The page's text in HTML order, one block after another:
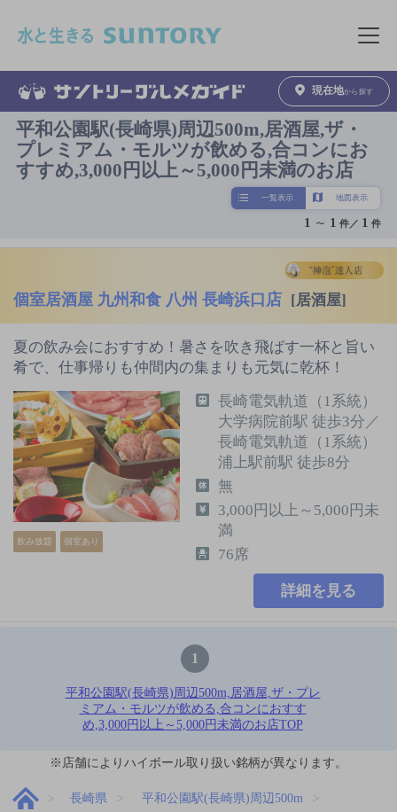
メニュ
現在地から探す
平和公園駅(長崎県)周辺500m,居酒屋,ザ・
プレミアム・モルツが飲める,合コンにお
すすめ,3,000円以上～5,000円未満のお店
一覧表示 地図表示
1 ～ 1 件／ 1 件
個室居酒屋 九州和食 八州 長崎浜口店 [居酒屋]
夏の飲み会におすすめ！暑さを吹き飛ばす一杯と旨い
肴で、仕事帰りも仲間内の集まりも元気に乾杯！
飲み放題 個室あり
長崎電気軌道（1系統）
大学病院前駅 徒歩3分／
長崎電気軌道（1系統）
浦上駅前駅 徒歩8分
無
3,000円以上～5,000円未
満
76席
詳細を見る
1
平和公園駅(長崎県)周辺500m,居酒屋,ザ・プレ
ミアム・モルツが飲める,合コンにおすす
め,3,000円以上～5,000円未満のお店TOP
※店舗によりハイボール取り扱い銘柄が異なります。
長崎県
平和公園駅(長崎県)周辺500m